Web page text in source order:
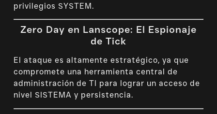
privilegios SYSTEM.
Zero Day en Lanscope: El Espionaje
de Tick
El ataque es altamente estratégico, ya que
compromete una herramienta central de
administración de TI para lograr un acceso de
nivel SISTEMA y persistencia.